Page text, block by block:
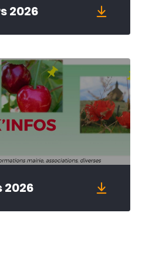
2026
2026